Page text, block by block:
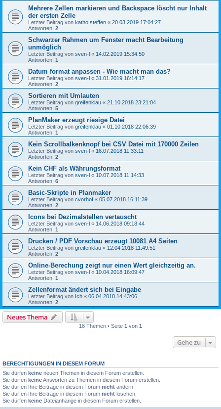
Mehrere Zellen markieren und Backspace löscht nur Inhalt
der ersten Zelle
Letzter Beitrag von katho steffen « 20.03.2019 17:04:27
Antworten: 2
Schwarzer Rahmen um Fenster macht Bearbeitung
unmöglich
Letzter Beitrag von sven-l « 14.02.2019 15:34:50
Antworten: 1
Datum format anpassen - Wie macht man das?
Letzter Beitrag von sven-l « 31.01.2019 16:14:17
Antworten: 2
Sortieren mit Umlauten
Letzter Beitrag von greifenklau « 21.10.2018 23:21:04
Antworten: 5
PlanMaker erzeugt riesige Datei
Letzter Beitrag von greifenklau « 01.10.2018 22:06:39
Antworten: 1
Kein Scrollbalkenknopf bei CSV Datei mit 170000 Zeilen
Letzter Beitrag von sven-l « 16.07.2018 11:33:11
Antworten: 2
Kein CHF als Währungsformat
Letzter Beitrag von sven-l « 10.07.2018 11:14:33
Antworten: 6
Basic-Skripte in Planmaker
Letzter Beitrag von cvorhof « 05.07.2018 16:11:39
Antworten: 2
Icons bei Dezimalstellen vertauscht
Letzter Beitrag von sven-l « 14.06.2018 09:18:44
Antworten: 1
Drucken / PDF Vorschau erzeugt 10081 A4 Seiten
Letzter Beitrag von greifenklau « 12.04.2018 11:49:51
Antworten: 2
Online-Berechung zeigt nur einen Wert gleichzeitig an.
Letzter Beitrag von sven-l « 10.04.2018 16:09:47
Antworten: 1
Zellenformat ändert sich bei Eingabe
Letzter Beitrag von Ich « 06.04.2018 14:43:06
Antworten: 2
Neues Thema
18 Themen • Seite 1 von 1
Gehe zu
BERECHTIGUNGEN IN DIESEM FORUM
Sie dürfen keine neuen Themen in diesem Forum erstellen.
Sie dürfen keineAntworten zu Themen in diesem Forum erstellen.
Sie dürfen Ihre Beiträge in diesem Forum nicht ändern.
Sie dürfen Ihre Beiträge in diesem Forum nicht löschen.
Sie dürfen keine Dateianhänge in diesem Forum erstellen.